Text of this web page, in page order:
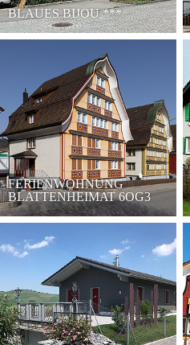
BLAUES BIJOU***
FERIENWOHNUNG
BLATTENHEIMAT 6OG3